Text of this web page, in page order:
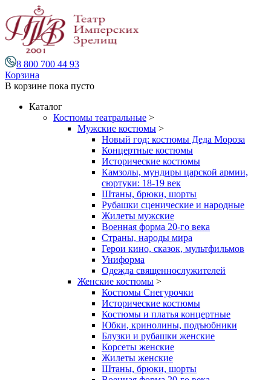
8 800 700 44 93
Корзина
В корзине пока пусто
Каталог
Костюмы театральные >
Мужские костюмы >
Новый год: костюмы Деда Мороза
Концертные костюмы
Исторические костюмы
Камзолы, мундиры царской армии,
сюртуки: 18-19 век
Штаны, брюки, шорты
Рубашки сценические и народные
Жилеты мужские
Военная форма 20-го века
Страны, народы мира
Герои кино, сказок, мультфильмов
Униформа
Одежда священнослужителей
Женские костюмы >
Костюмы Снегурочки
Исторические костюмы
Костюмы и платья концертные
Юбки, кринолины, подъюбники
Блузки и рубашки женские
Корсеты женские
Жилеты женские
Штаны, брюки, шорты